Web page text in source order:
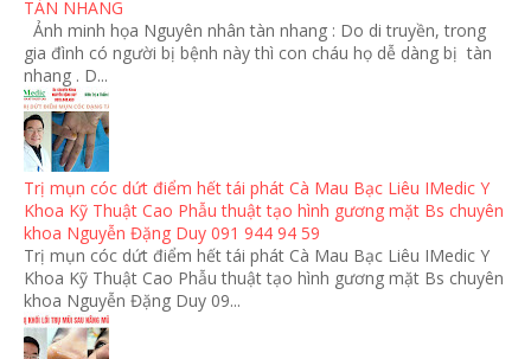
TÀN NHANG
Ảnh minh họa Nguyên nhân tàn nhang : Do di truyền, trong
gia đình có người bị bệnh này thì con cháu họ dễ dàng bị tàn
nhang . D...
Trị mụn cóc dứt điểm hết tái phát Cà Mau Bạc Liêu IMedic Y
Khoa Kỹ Thuật Cao Phẫu thuật tạo hình gương mặt Bs chuyên
khoa Nguyễn Đặng Duy 091 944 94 59
Trị mụn cóc dứt điểm hết tái phát Cà Mau Bạc Liêu IMedic Y
Khoa Kỹ Thuật Cao Phẫu thuật tạo hình gương mặt Bs chuyên
khoa Nguyễn Đặng Duy 09...